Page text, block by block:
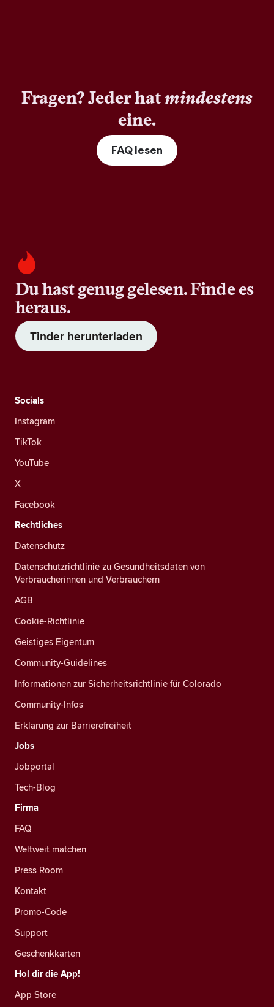
Fragen? Jeder hatmindestens
eine.
FAQ lesen
Du hast genug gelesen. Finde es
heraus.
Tinder herunterladen
Socials
Instagram
TikTok
YouTube
X
Facebook
Rechtliches
Datenschutz
Datenschutzrichtlinie zu Gesundheitsdaten von
Verbraucherinnen und Verbrauchern
AGB
Cookie-Richtlinie
Geistiges Eigentum
Community-Guidelines
Informationen zur Sicherheitsrichtlinie für Colorado
Community-Infos
Erklärung zur Barrierefreiheit
Jobs
Jobportal
Tech-Blog
Firma
FAQ
Weltweit matchen
Press Room
Kontakt
Promo-Code
Support
Geschenkkarten
Hol dir die App!
App Store